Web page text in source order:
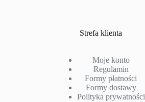
Strefa klienta
Moje konto
Regulamin
Formy płatności
Formy dostawy
Polityka prywatności